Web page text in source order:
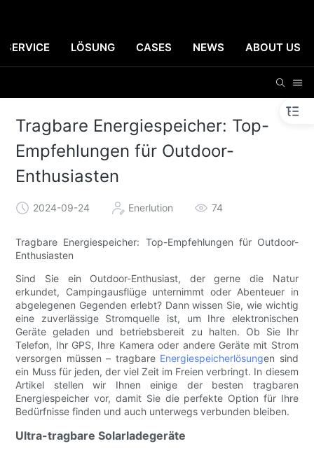
SERVICE LÖSUNG CASES NEWS ABOUT US
Tragbare Energiespeicher: Top-
Empfehlungen für Outdoor-
Enthusiasten
2024-09-24 Enerlution 74
Tragbare Energiespeicher: Top-Empfehlungen für Outdoor-
Enthusiasten
Sind Sie ein Outdoor-Enthusiast, der gerne die Natur
erkundet, Campingausflüge unternimmt oder Abenteuer in
abgelegenen Gegenden erlebt? Dann wissen Sie, wie wichtig
eine zuverlässige Stromquelle ist, um Ihre elektronischen
Geräte geladen und betriebsbereit zu halten. Ob Sie Ihr
Telefon, Ihr GPS, Ihre Kamera oder andere Geräte mit Strom
versorgen müssen – tragbare Energiespeicherlösungen sind
ein Muss für jeden, der viel Zeit im Freien verbringt. In diesem
Artikel stellen wir Ihnen einige der besten tragbaren
Energiespeicher vor, damit Sie die perfekte Option für Ihre
Bedürfnisse finden und auch unterwegs verbunden bleiben.
Ultra-tragbare Solarladegeräte